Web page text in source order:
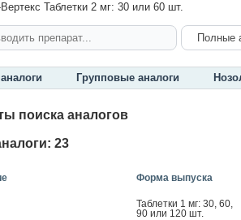
Таблетки 2 мг: 30 или 60 шт.
Групповые аналоги
поиска аналогов
23
Форма выпуска
Таб­летки 1 мг: 30, 60,
90 или 120 шт.